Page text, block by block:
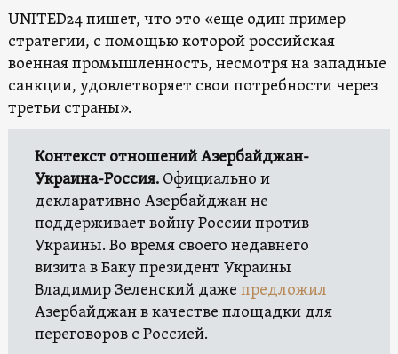
UNITED24 пишет, что это «еще один пример
стратегии, с помощью которой российская
военная промышленность, несмотря на западные
санкции, удовлетворяет свои потребности через
третьи страны».
Контекст отношений Азербайджан-
Украина-Россия.Официально и
декларативно Азербайджан не
поддерживает войну России против
Украины. Во время своего недавнего
визита в Баку президент Украины
Владимир Зеленский даже предложил
Азербайджан в качестве площадки для
переговоров с Россией.